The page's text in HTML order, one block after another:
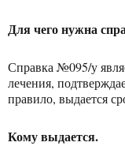
Для чего нужна
Справка №095/у
лечения,
правило, выдается
Кому выдается.